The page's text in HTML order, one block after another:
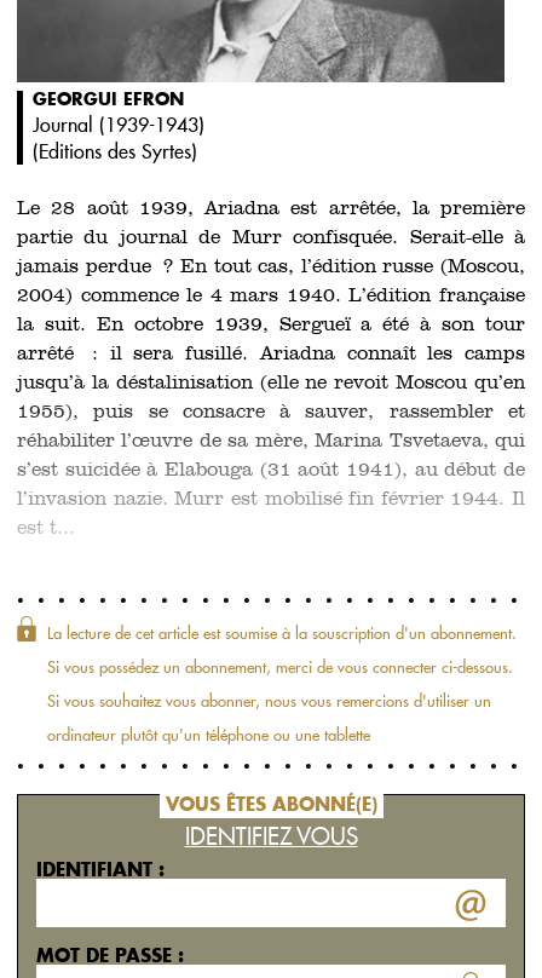
GEORGUI EFRON
Journal (1939-1943)
(Editions des Syrtes)
Le 28 août 1939, Ariadna est arrêtée, la première
partie du journal de Murr confisquée. Serait-elle à
jamais perdue ? En tout cas, l’édition russe (Moscou,
2004) commence le 4 mars 1940. L’édition française
la suit. En octobre 1939, Sergueï a été à son tour
arrêté : il sera fusillé. Ariadna connaît les camps
jusqu’à la déstalinisation (elle ne revoit Moscou qu’en
1955), puis se consacre à sauver, rassembler et
réhabiliter l’œuvre de sa mère, Marina Tsvetaeva, qui
s’est suicidée à Elabouga (31 août 1941), au début de
l’invasion nazie. Murr est mobilisé fin février 1944. Il
est t...
La lecture de cet article est soumise à la souscription d'un abonnement.
Si vous possédez un abonnement, merci de vous connecter ci-dessous.
Si vous souhaitez vous abonner, nous vous remercions d'utiliser un
ordinateur plutôt qu'un téléphone ou une tablette
VOUS ÊTES ABONNÉ(E)
IDENTIFIEZ VOUS
IDENTIFIANT :
MOT DE PASSE :